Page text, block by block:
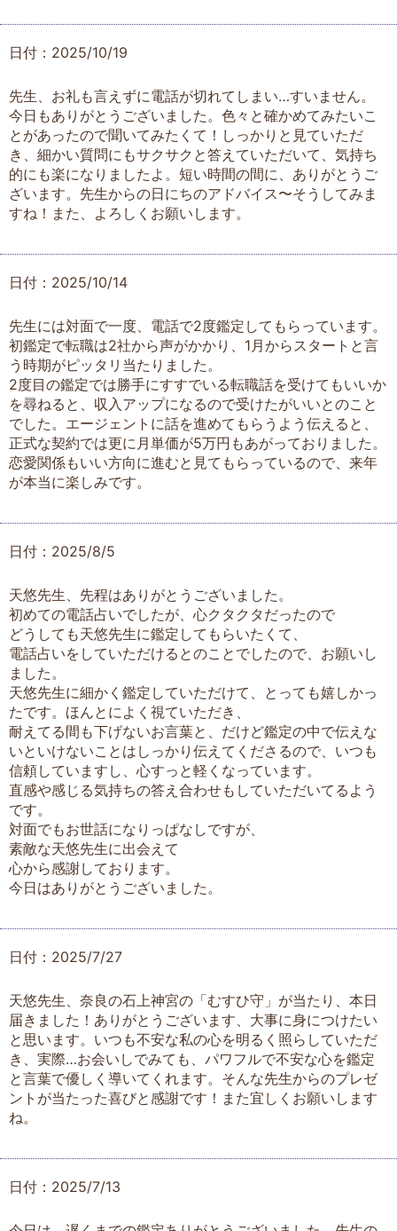
日付：2025/10/19
先生、お礼も言えずに電話が切れてしまい…すいません。
今日もありがとうございました。色々と確かめてみたいこ
とがあったので聞いてみたくて！しっかりと見ていただ
き、細かい質問にもサクサクと答えていただいて、気持ち
的にも楽になりましたよ。短い時間の間に、ありがとうご
ざいます。先生からの日にちのアドバイス〜そうしてみま
すね！また、よろしくお願いします。
日付：2025/10/14
先生には対面で一度、電話で2度鑑定してもらっています。
初鑑定で転職は2社から声がかかり、1月からスタートと言
う時期がピッタリ当たりました。
2度目の鑑定では勝手にすすでいる転職話を受けてもいいか
を尋ねると、収入アップになるので受けたがいいとのこと
でした。エージェントに話を進めてもらうよう伝えると、
正式な契約では更に月単価が5万円もあがっておりました。
恋愛関係もいい方向に進むと見てもらっているので、来年
が本当に楽しみです。
日付：2025/8/5
天悠先生、先程はありがとうございました。
初めての電話占いでしたが、心クタクタだったので
どうしても天悠先生に鑑定してもらいたくて、
電話占いをしていただけるとのことでしたので、お願いし
ました。
天悠先生に細かく鑑定していただけて、とっても嬉しかっ
たです。ほんとによく視ていただき、
耐えてる間も下げないお言葉と、だけど鑑定の中で伝えな
いといけないことはしっかり伝えてくださるので、いつも
信頼していますし、心すっと軽くなっています。
直感や感じる気持ちの答え合わせもしていただいてるよう
です。
対面でもお世話になりっぱなしですが、
素敵な天悠先生に出会えて
心から感謝しております。
今日はありがとうございました。
日付：2025/7/27
天悠先生、奈良の石上神宮の「むすひ守」が当たり、本日
届きました！ありがとうございます、大事に身につけたい
と思います。いつも不安な私の心を明るく照らしていただ
き、実際…お会いしでみても、パワフルで不安な心を鑑定
と言葉で優しく導いてくれます。そんな先生からのプレゼ
ントが当たった喜びと感謝です！また宜しくお願いします
ね。
日付：2025/7/13